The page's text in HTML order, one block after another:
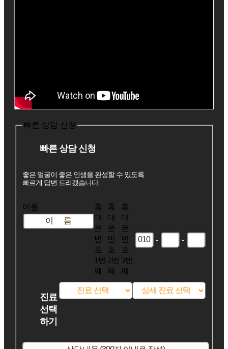
빠른 상담 신청
빠른 상담 신청
좋은 얼굴이 좋은 인생을 완성할 수 있도록
빠르게 답변 드리겠습니다.
이름
휴
대
폰
번
호
1번
째
휴
대
폰
번
호
2번
째
휴
대
폰
번
호
3번
째
- -
진료
선택
하기